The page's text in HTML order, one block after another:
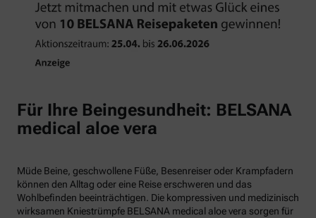
Für Ihre Beingesundheit: BELSANA
medical aloe vera
Müde Beine, geschwollene Füße, Besenreiser oder Krampfadern
können den Alltag oder eine Reise erschweren und das
Wohlbefinden beeinträchtigen. Die kompressiven und medizinisch
wirksamen Kniestrümpfe BELSANA medical aloe vera sorgen für